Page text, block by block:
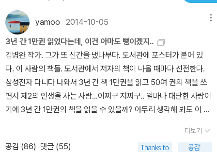
yamoo 2014-10-05
3년 간 1만권 읽었다는데, 이건 아마도 뻥이겠지..
김병완 작가. 그가 또 신간을 냈나부다. 도서관에 포스터가 붙어 있
다. 이 사람의 책들. 도서관에서 저자의 책이 나올 때마다 선전한다.
삼성전자 다니다 나와서 3년 간 책 1만권을 읽고 50여 권의 책을 쓰
면서 제2의 인생을 사는 사람...어쩌구 저쩌구.. 얼마나 대단한 사람이
기에 3년 간 1만권의 책을 읽을 수 있을까? 아무리 생각해 봐도 이 수
읽을 때도 1년에 1천권을 읽을 수 없었다. 그것도 상당수는 발췌독이
었다. 뭐, 내가 읽었던 책들이 거의가 사회학이나 철학, 자연과학 이론
더보기
공감 (86) 댓글 (55)